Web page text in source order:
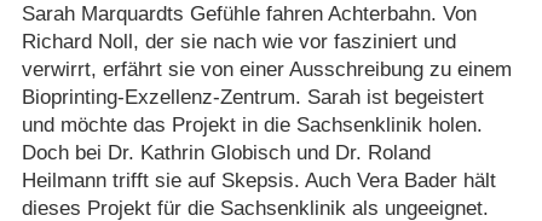
Sarah Marquardts Gefühle fahren Achterbahn. Von
Richard Noll, der sie nach wie vor fasziniert und
verwirrt, erfährt sie von einer Ausschreibung zu einem
Bioprinting-Exzellenz-Zentrum. Sarah ist begeistert
und möchte das Projekt in die Sachsenklinik holen.
Doch bei Dr. Kathrin Globisch und Dr. Roland
Heilmann trifft sie auf Skepsis. Auch Vera Bader hält
dieses Projekt für die Sachsenklinik als ungeeignet.